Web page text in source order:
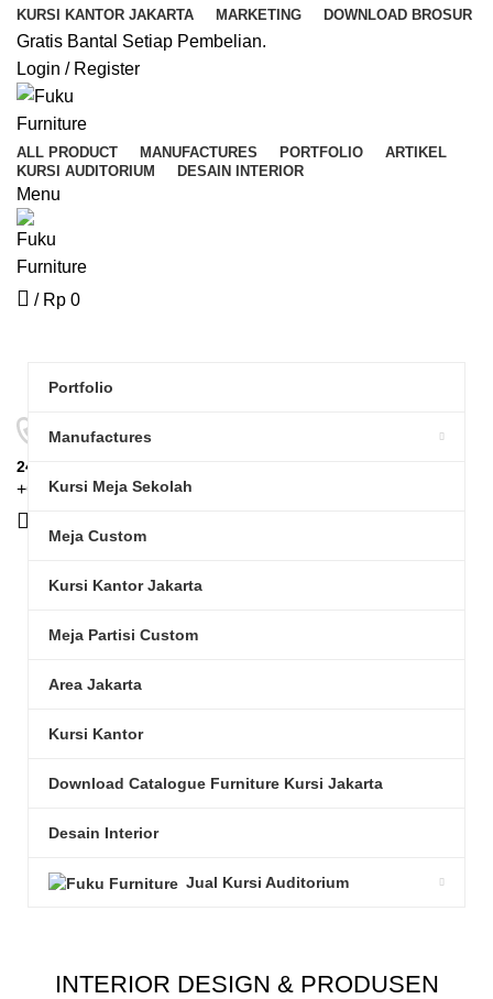
KURSI KANTOR JAKARTA MARKETING DOWNLOAD BROSUR
Gratis Bantal Setiap Pembelian.
Login / Register
ALL PRODUCT MANUFACTURES PORTFOLIO
ARTIKEL
KURSI AUDITORIUM
DESAIN INTERIOR
Menu
/ Rp 0
Portfolio
Manufactures
Kursi Meja Sekolah
Meja Custom
Kursi Kantor Jakarta
Meja Partisi Custom
Area Jakarta
Kursi Kantor
Download Catalogue Furniture Kursi Jakarta
Desain Interior
Jual Kursi Auditorium
24/7 SUPPORT
+62 82295232845
INTERIOR DESIGN & PRODUSEN